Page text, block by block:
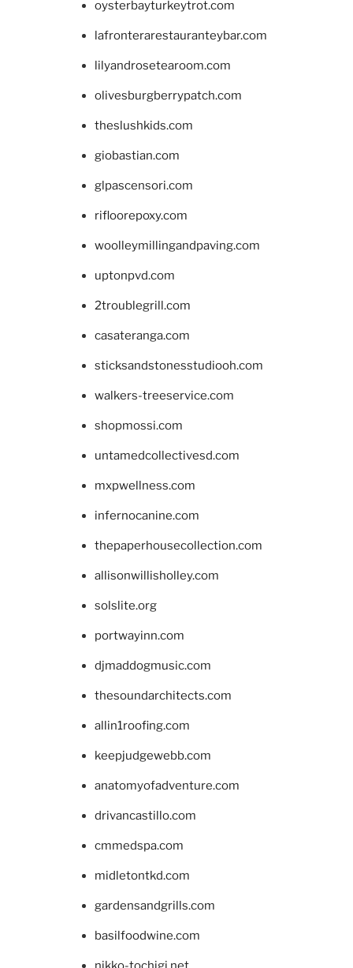
oysterbayturkeytrot.com
lafronterarestauranteybar.com
lilyandrosetearoom.com
olivesburgberrypatch.com
theslushkids.com
giobastian.com
glpascensori.com
rifloorepoxy.com
woolleymillingandpaving.com
uptonpvd.com
2troublegrill.com
casateranga.com
sticksandstonesstudiooh.com
walkers-treeservice.com
shopmossi.com
untamedcollectivesd.com
mxpwellness.com
infernocanine.com
thepaperhousecollection.com
allisonwillisholley.com
solslite.org
portwayinn.com
djmaddogmusic.com
thesoundarchitects.com
allin1roofing.com
keepjudgewebb.com
anatomyofadventure.com
drivancastillo.com
cmmedspa.com
midletontkd.com
gardensandgrills.com
basilfoodwine.com